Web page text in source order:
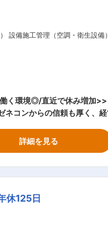
、地元に密
あり、自身のスキルアップし
設備施工管理（空調・衛生設備）
>> ■当社について 当社は埼玉県南エ
コンからの信頼も厚く、
・材料の発注や工程などの管
非常に社員想いの社長の
価される環境です。水曜日
詳細を見る
休125日